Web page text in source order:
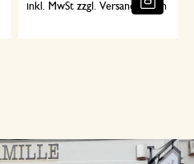
inkl. MwSt zzgl. Versandkosten